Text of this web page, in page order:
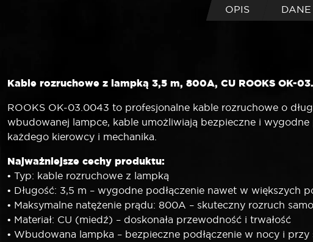
OPIS
Kable rozruchowe z lampką 3,5 m, 800A, CU ROOKS OK-
ROOKS OK-03.0043 to profesjonalne kable rozruchowe o
wbudowanej lampce, kable umożliwiają bezpieczne i
każdego kierowcy i mechanika.
Najważniejsze cechy produktu:
• Typ: kable rozruchowe z lampką
• Długość: 3,5 m – wygodne podłączenie nawet w większych
• Maksymalne natężenie prądu: 800A – skuteczny rozruch
• Materiał: CU (miedź) – doskonała przewodność i trwałość
• Wbudowana lampka – bezpieczne podłączenie w nocy i przy